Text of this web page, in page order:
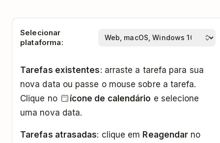
Selecionar
plataforma:
Tarefas existentes: arraste a tarefa para sua
nova data ou passe o mouse sobre a tarefa.
Clique no
ícone de calendário e selecione
uma nova data.
Tarefas atrasadas: clique em Reagendar no